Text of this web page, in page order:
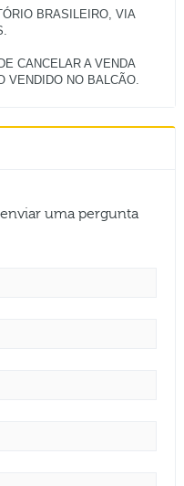
BRASILEIRO, VIA
CANCELAR A VENDA
uma pergunta